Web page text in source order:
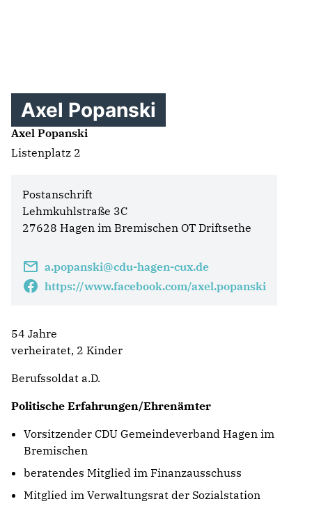
Axel Popanski
Axel Popanski
Listenplatz 2
Postanschrift
Lehmkuhlstraße 3C
27628 Hagen im Bremischen OT Driftsethe
a.popanski@cdu-hagen-cux.de
https://www.facebook.com/axel.popanski
54 Jahre
verheiratet, 2 Kinder
Berufssoldat a.D.
Politische Erfahrungen/Ehrenämter
Vorsitzender CDU Gemeindeverband Hagen im
Bremischen
beratendes Mitglied im Finanzausschuss
Mitglied im Verwaltungsrat der Sozialstation